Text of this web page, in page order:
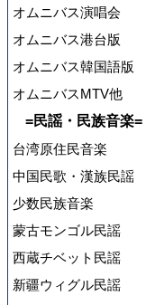
オムニバス演唱会
オムニバス港台版
オムニバス韓国語版
オムニバスMTV他
=民謡・民族音楽=
台湾原住民音楽
中国民歌・漢族民謡
少数民族音楽
蒙古モンゴル民謡
西蔵チベット民謡
新疆ウィグル民謡